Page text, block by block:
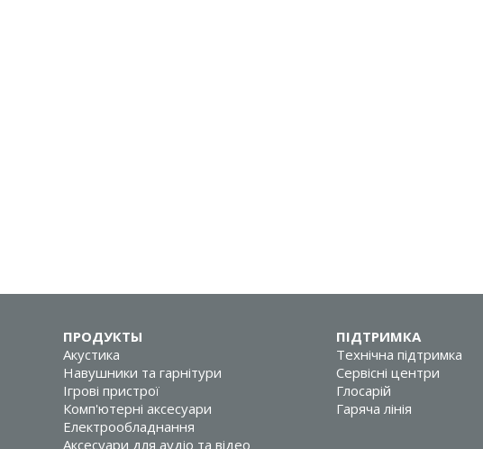
ПРОДУКТЫ
Акустика
Навушники та гарнітури
Ігрові пристрої
Комп'ютерні аксесуари
Електрообладнання
Аксесуари для аудіо та відео
ПІДТРИМКА
Технічна підтримка
Сервісні центри
Глосарій
Гаряча лінія